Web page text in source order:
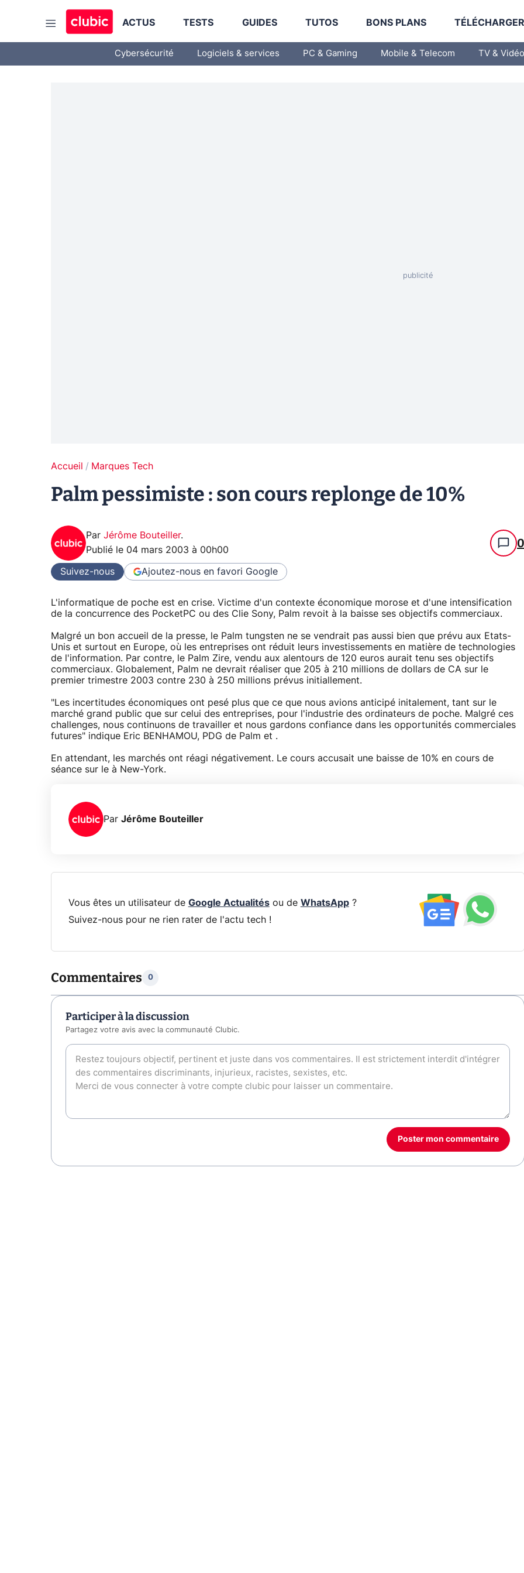
ACTUS TESTS GUIDES TUTOS BONS PLANS
Cybersécurité Logiciels & services PC & Gaming Mobile & Telecom TV & Vidéo
Accueil Marques Tech
Palm pessimiste : son cours replonge de 10%
Par Jérôme Bouteiller.
Publié le 04 mars 2003 à 00h00 0
Suivez-nous Ajoutez-nous en favori Google
L'informatique de poche est en crise. Victime d'un contexte économique morose et d'une intensification
de la concurrence des PocketPC ou des Clie Sony, Palm revoit à la baisse ses objectifs commerciaux.
Malgré un bon accueil de la presse, le Palm tungsten ne se vendrait pas aussi bien que prévu aux Etats-
Unis et surtout en Europe, où les entreprises ont réduit leurs investissements en matière de technologies
de l'information. Par contre, le Palm Zire, vendu aux alentours de 120 euros aurait tenu ses objectifs
commerciaux. Globalement, Palm ne devrait réaliser que 205 à 210 millions de dollars de CA sur le
premier trimestre 2003 contre 230 à 250 millions prévus initiallement.
"Les incertitudes économiques ont pesé plus que ce que nous avions anticipé initalement, tant sur le
marché grand public que sur celui des entreprises, pour l'industrie des ordinateurs de poche. Malgré ces
challenges, nous continuons de travailler et nous gardons confiance dans les opportunités commerciales
futures" indique Eric BENHAMOU, PDG de Palm et .
En attendant, les marchés ont réagi négativement. Le cours accusait une baisse de 10% en cours de
séance sur le à New-York.
Par Jérôme Bouteiller
Vous êtes un utilisateur de Google Actualitésou de WhatsApp?
Suivez-nous pour ne rien rater de l'actu tech !
Commentaires 0
Participer à la discussion
Partagez votre avis avec la communauté Clubic.
Poster mon commentaire